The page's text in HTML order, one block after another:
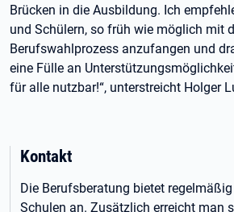
Brücken in die Ausbildung. Ich
und Schülern, so früh wie möglich mit
Berufswahlprozess anzufangen und
eine Fülle an
für alle nutzbar!“, unterstreicht Holger
Kontakt
Die Berufsberatung bietet
Schulen an. Zusätzlich erreicht man